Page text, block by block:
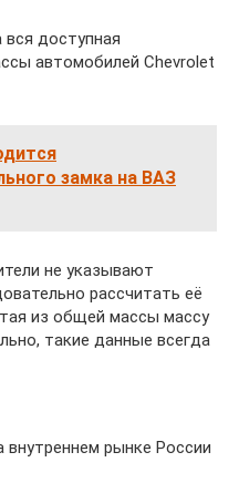
доступная
автомобилей Chevrolet
замка на ВАЗ
не указывают
рассчитать её
из общей массы массу
такие данные всегда
рынке России